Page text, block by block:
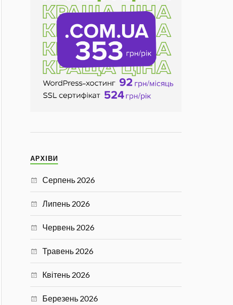
АРХІВИ
Серпень 2026
Липень 2026
Червень 2026
Травень 2026
Квітень 2026
Березень 2026